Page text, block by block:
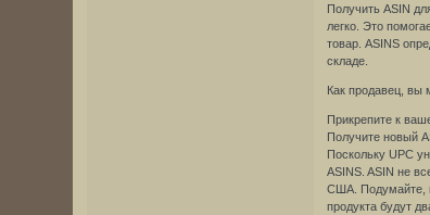
Получить ASIN
легко. Это
товар. ASINS
складе.
Как продавец, вы
Прикрепите к
Получите новый
Поскольку UPC
ASINS. ASIN не
США. Подумайте,
продукта будут